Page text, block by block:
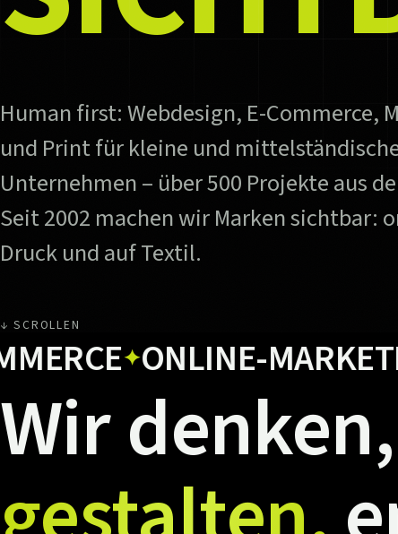
Human first: Webdesign, E-Commerce,
und Print für kleine und
Unternehmen – über 500 Projekte aus
Seit 2002 machen wir Marken sichtbar:
Druck und auf Textil.
↓ SCROLLEN
✦ONLINE-MARKETING✦
Wirdenken,